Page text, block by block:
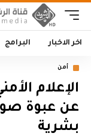
اخر الاخبار البرامج
أمن
الإعلام
عن عبوة
بشرية